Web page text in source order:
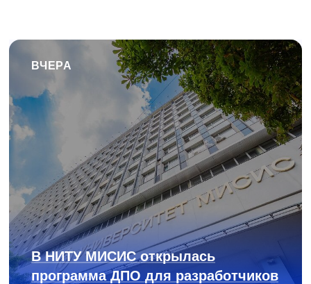
ВЧЕРА
В НИТУ МИСИС открылась
программа ДПО для разработчиков